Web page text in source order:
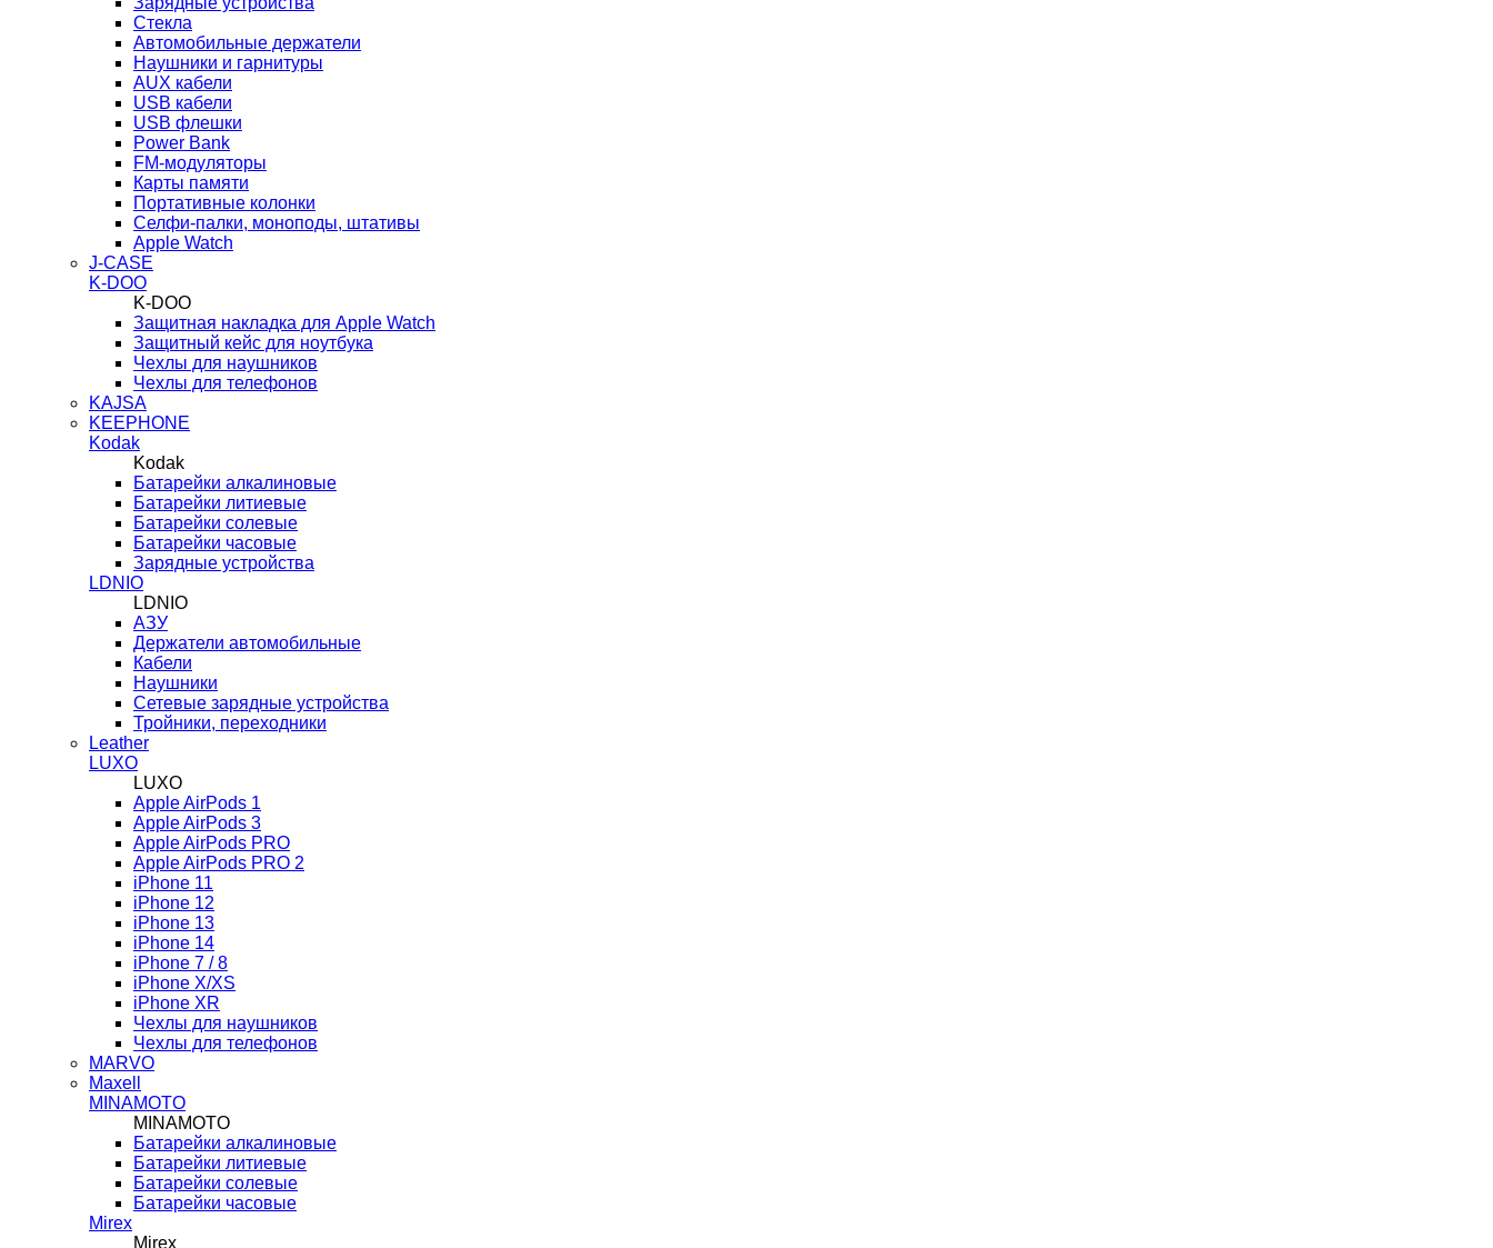
Стекла
Автомобильные держатели
Наушники и гарнитуры
AUX кабели
USB кабели
USB флешки
Power Bank
FM-модуляторы
Карты памяти
Портативные колонки
Селфи-палки, моноподы, штативы
Apple Watch
J-CASE
K-DOO
K-DOO
Защитная накладка для Apple Watch
Защитный кейс для ноутбука
Чехлы для наушников
Чехлы для телефонов
KAJSA
KEEPHONE
Kodak
Kodak
Батарейки алкалиновые
Батарейки литиевые
Батарейки солевые
Батарейки часовые
Зарядные устройства
LDNIO
LDNIO
АЗУ
Держатели автомобильные
Кабели
Наушники
Сетевые зарядные устройства
Тройники, переходники
Leather
LUXO
LUXO
Apple AirPods 1
Apple AirPods 3
Apple AirPods PRO
Apple AirPods PRO 2
iPhone 11
iPhone 12
iPhone 13
iPhone 14
iPhone 7 / 8
iPhone X/XS
iPhone XR
Чехлы для наушников
Чехлы для телефонов
MARVO
Maxell
MINAMOTO
MINAMOTO
Батарейки алкалиновые
Батарейки литиевые
Батарейки солевые
Батарейки часовые
Mirex
Mirex